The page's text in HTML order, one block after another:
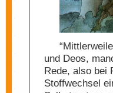
und Deos,
Rede, also bei
Stoffwechsel